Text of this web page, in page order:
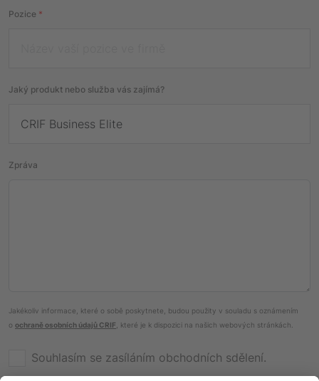
Pozice *
Jaký produkt nebo služba vás zajímá?
Zpráva
Jakékoliv informace, které o sobě poskytnete, budou použity v souladu s oznámením
o ochraně osobních údajů CRIF , které je k dispozici na našich webových stránkách.
Souhlasím se zasíláním obchodních sdělení.